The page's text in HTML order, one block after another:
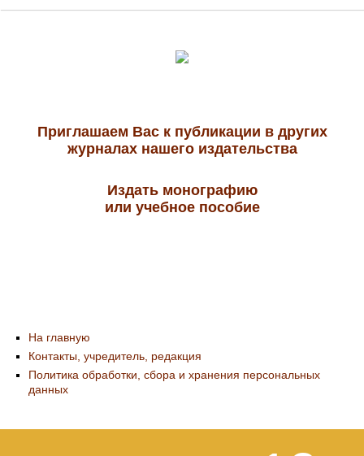
Приглашаем Вас к публикации в других
журналах нашего издательства
Издать монографию
или учебное пособие
На главную
Контакты, учредитель, редакция
Политика обработки, сбора и хранения персональных
данных